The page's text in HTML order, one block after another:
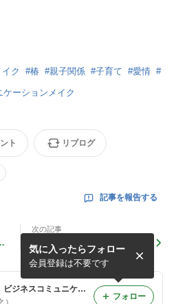
イク #椿 #親子関係 #子育て #愛情 #
ケーションメイク
ト リブログ
記事を報告する
次の記事
ライブ配信しました！
決め手は1ミリ！ビジネスコミュニケーションメイク®
気に入ったらフォロー
会員登録は不要です
フォロー